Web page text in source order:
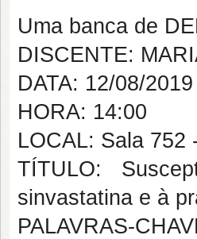
Uma banca de
DISCENTE:
DATA: 12/08/2019
HORA: 14:00
LOCAL: Sala 752
TÍTULO:
sinvastatina e à
PALAVRAS-